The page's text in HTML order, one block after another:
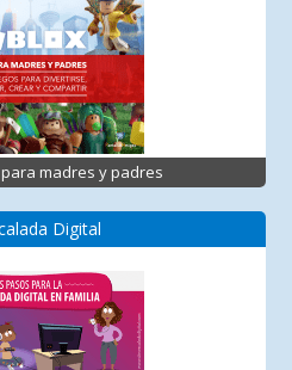
madres y padres
Digital